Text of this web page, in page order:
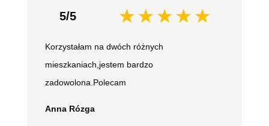
5/5
Korzystałam na dwóch różnych
mieszkaniach,jestem bardzo
zadowolona.Polecam
Anna Rózga